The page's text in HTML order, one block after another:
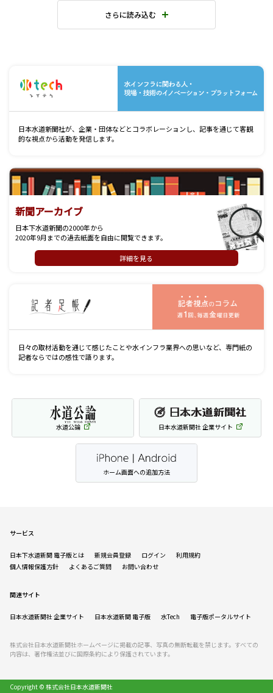
さらに読み込む
日本水道新聞社が、企業・団体などとコラボレーションし、記事を通じて客観
的な視点から活動を発信します。
新聞アーカイブ
日本下水道新聞の2000年から
2020年9月までの過去紙面を自由に閲覧できます。
詳細を見る
日々の取材活動を通じて感じたことや水インフラ業界への思いなど、専門紙の
記者ならではの感性で語ります。
水道公論 日本水道新聞社 企業サイト
ホーム画面への追加方法
サービス
日本下水道新聞 電子版とは 新規会員登録 ログイン
利用規約
個人情報保護方針
よくあるご質問 お問い合わせ
関連サイト
日本水道新聞社 企業サイト 日本水道新聞 電子版 水Tech 電子版ポータルサイト
株式会社日本水道新聞社ホームページに掲載の記事、写真の無断転載を禁じます。すべての
内容は、著作権法並びに国際条約により保護されています。
Copyright © 株式会社日本水道新聞社